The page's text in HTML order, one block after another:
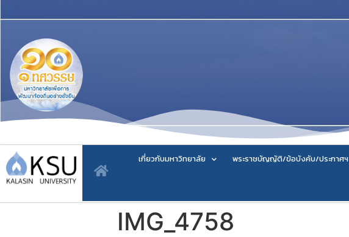
เกี่ยวกับมหาวิทยาลัย พระราชบัญญัติ/ข้อบังคับ/ประกาศฯ
IMG_4758